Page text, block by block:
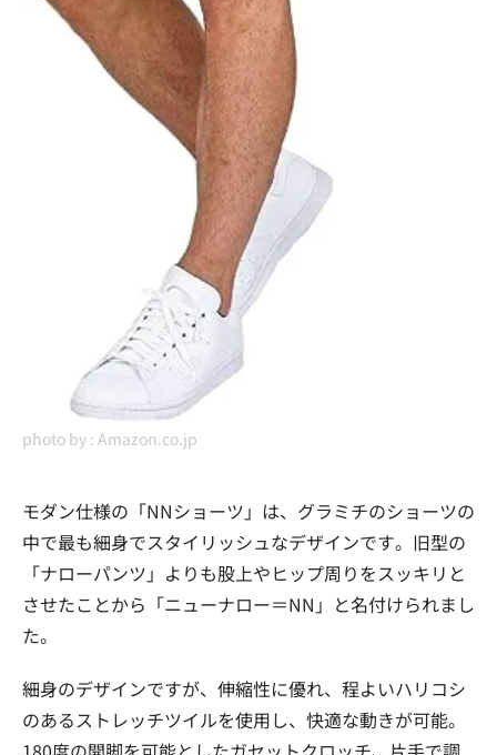
photo by : Amazon.co.jp
モダン仕様の「NNショーツ」は、グラミチのショーツの
中で最も細身でスタイリッシュなデザインです。旧型の
「ナローパンツ」よりも股上やヒップ周りをスッキリと
させたことから「ニューナロー＝NN」と名付けられまし
た。
細身のデザインですが、伸縮性に優れ、程よいハリコシ
のあるストレッチツイルを使用し、快適な動きが可能。